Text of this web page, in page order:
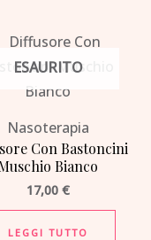
ESAURITO
Nasoterapia
Con Bastoncini
Bianco
17,00 €
LEGGI TUTTO